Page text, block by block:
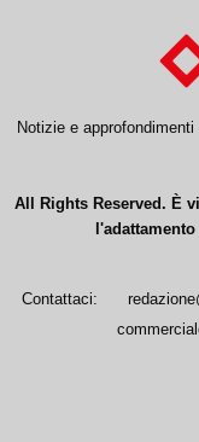
Notizie e
All Rights Reserved. È
Contattaci: